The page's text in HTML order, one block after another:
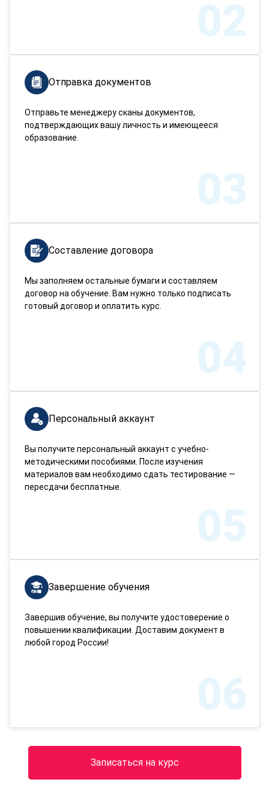
02
Отправка документов
Отправьте менеджеру сканы документов,
подтверждающих вашу личность и имеющееся
образование.
03
Составление договора
Мы заполняем остальные бумаги и составляем
договор на обучение. Вам нужно только подписать
готовый договор и оплатить курс.
04
Персональный аккаунт
Вы получите персональный аккаунт с учебно-
методическими пособиями. После изучения
материалов вам необходимо сдать тестирование —
пересдачи бесплатные.
05
Завершение обучения
Завершив обучение, вы получите удостоверение о
повышении квалификации. Доставим документ в
любой город России!
06
Записаться на курс